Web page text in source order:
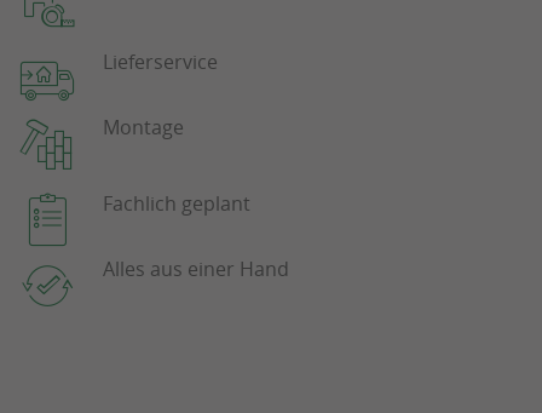
Lieferservice
Montage
Fachlich geplant
Alles aus einer Hand